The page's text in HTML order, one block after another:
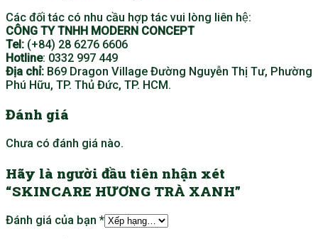
Các đối tác có nhu cầu hợp tác vui lòng liên hệ:
CÔNG TY TNHH MODERN CONCEPT
Tel: (+84) 28 6276 6606
Hotline: 0332 997 449
Địa chỉ: B69 Dragon Village Đường Nguyễn Thị Tư, Phường
Phú Hữu, TP. Thủ Đức, TP. HCM.
Đánh giá
Chưa có đánh giá nào.
Hãy là người đầu tiên nhận xét
“SKINCARE HƯƠNG TRÀ XANH”
Đánh giá của bạn *